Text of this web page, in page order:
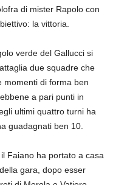
di mister Rapolo con
la vittoria.
verde del Gallucci si
due squadre che
momenti di forma ben
a pari punti in
ultimi quattro turni ha
guadagnati ben 10.
Faiano ha portato a casa
gara, dopo esser